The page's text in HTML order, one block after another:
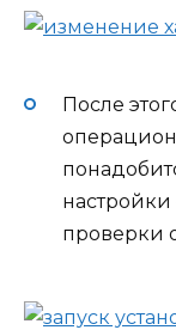
После
проверки